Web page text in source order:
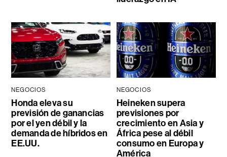
NEGOCIOS
Honda eleva su
previsión de ganancias
por el yen débil y la
demanda de híbridos en
EE.UU.
NEGOCIOS
Heineken supera
previsiones por
crecimiento en Asia y
África pese al débil
consumo en Europa y
América